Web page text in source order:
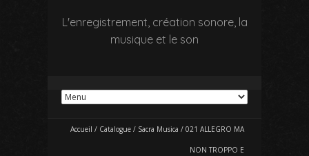
L'enregistrement, création sonore, la
musique et le son
Accueil / Catalogue / Sacra Musica / 021 ALLEGRO MA
NON TROPPO E